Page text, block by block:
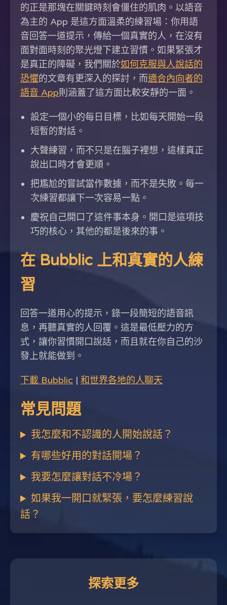
的正是那塊在關鍵時刻會僵住的肌肉。以語音
為主的 App 是這方面溫柔的練習場：你用語
音回答一道提示，傳給一個真實的人，在沒有
面對面時刻的聚光燈下建立習慣。如果緊張才
是真正的障礙，我們關於如何克服與人說話的
恐懼的文章有更深入的探討，而適合內向者的
語音 App則涵蓋了這方面比較安靜的一面。
設定一個小的每日目標，比如每天開始一段
短暫的對話。
大聲練習，而不只是在腦子裡想，這樣真正
說出口時才會更順。
把尷尬的嘗試當作數據，而不是失敗。每一
次練習都讓下一次容易一點。
慶祝自己開口了這件事本身。開口是這項技
巧的核心，其他的都是後來的事。
在 Bubblic 上和真實的人練
習
回答一道用心的提示，錄一段簡短的語音訊
息，再聽真實的人回覆。這是最低壓力的方
式，讓你習慣開口說話，而且就在你自己的沙
發上就能做到。
下載 Bubblic | 和世界各地的人聊天
常見問題
我怎麼和不認識的人開始說話？
有哪些好用的對話開場？
我要怎麼讓對話不冷場？
如果我一開口就緊張，要怎麼練習說
話？
探索更多